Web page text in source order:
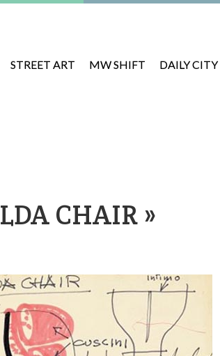
STREET ART MW SHIFT DAILY CITY
CHAIR »